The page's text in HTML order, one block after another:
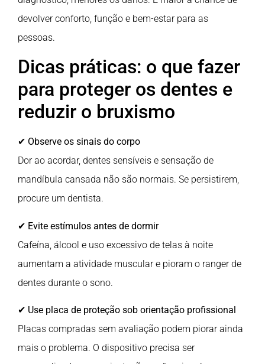
devolver conforto, função e bem-estar para as
pessoas.
Dicas práticas: o que fazer
para proteger os dentes e
reduzir o bruxismo
✔ Observe os sinais do corpo
Dor ao acordar, dentes sensíveis e sensação de
mandíbula cansada não são normais. Se persistirem,
procure um dentista.
✔ Evite estímulos antes de dormir
Cafeína, álcool e uso excessivo de telas à noite
aumentam a atividade muscular e pioram o ranger de
dentes durante o sono.
✔ Use placa de proteção sob orientação profissional
Placas compradas sem avaliação podem piorar ainda
mais o problema. O dispositivo precisa ser